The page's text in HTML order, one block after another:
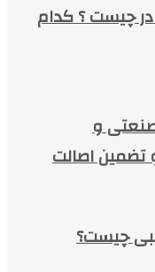
چیست ؟ کدام
و
تضمین اصالت
چیست؟